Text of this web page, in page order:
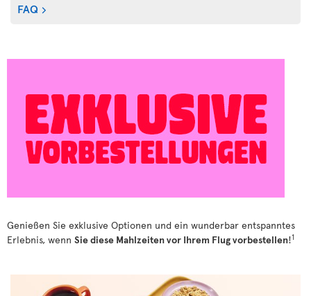
FAQ
Genießen Sie exklusive Optionen und ein wunderbar entspanntes
Erlebnis, wenn Sie diese Mahlzeiten vor Ihrem Flug vorbestellen!1